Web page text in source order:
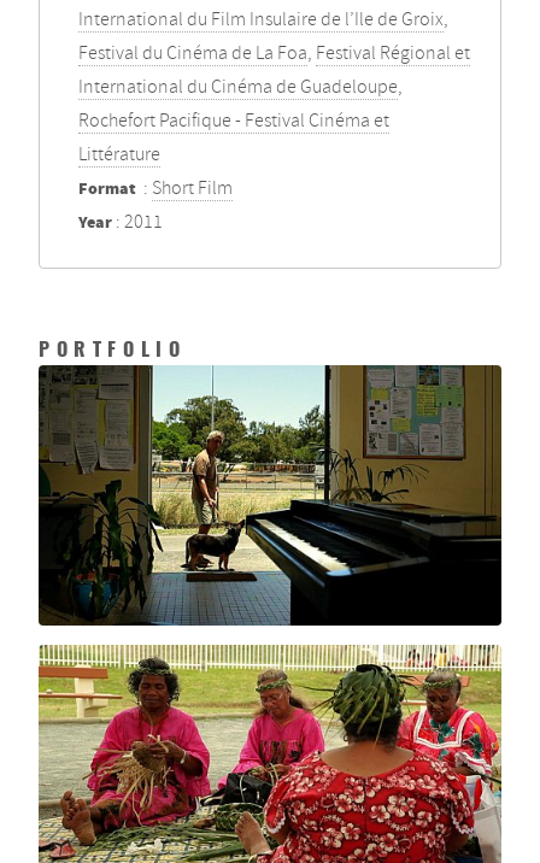
International du Film Insulaire de l’Ile de Groix,
Festival du Cinéma de La Foa, Festival Régional et
International du Cinéma de Guadeloupe,
Rochefort Pacifique - Festival Cinéma et
Littérature
Format : Short Film
Year : 2011
PORTFOLIO